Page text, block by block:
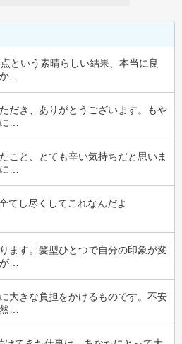
という素晴らしい結果、本当に良
…
だき、ありがとうございます。もや
…
こと、とても辛い気持ちだと思いま
…
てし尽くしてこれなんだよ
ます。髪型ひとつで自分の印象が変
…
大きな負担をかけるものです。不安
…